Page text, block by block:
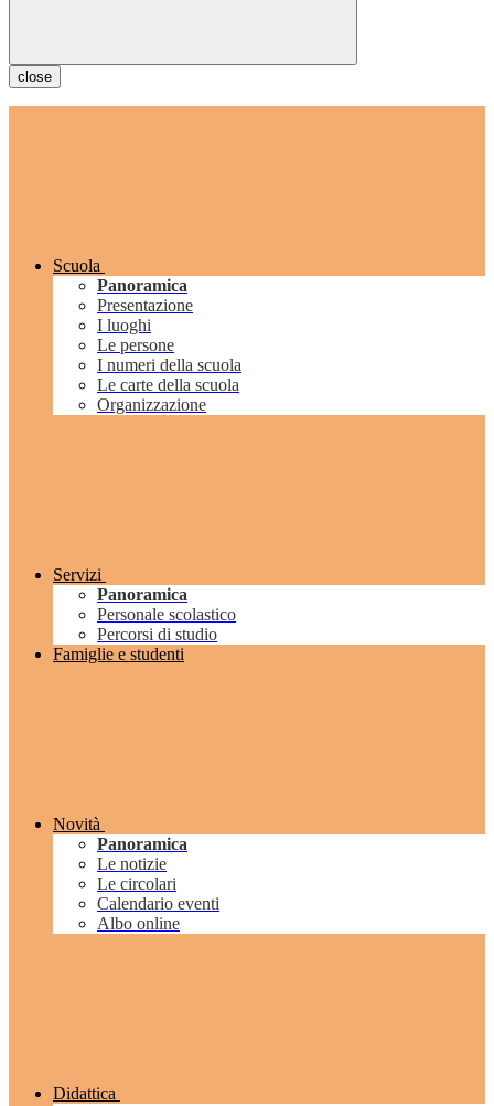
close
Scuola
Panoramica
Presentazione
I luoghi
Le persone
I numeri della scuola
Le carte della scuola
Organizzazione
Servizi
Panoramica
Personale scolastico
Percorsi di studio
Famiglie e studenti
Novità
Panoramica
Le notizie
Le circolari
Calendario eventi
Albo online
Didattica